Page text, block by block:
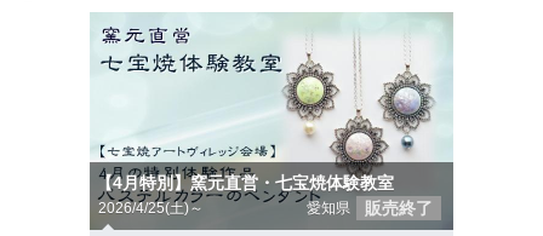
【4月特別】窯元直営・七宝焼体験教室
2026/4/25(土)～ 愛知県 販売終了